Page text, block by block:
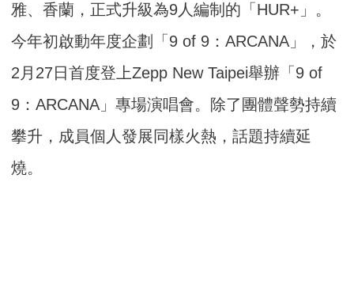
雅、香蘭，正式升級為9人編制的「HUR+」。
今年初啟動年度企劃「9 of 9：ARCANA」，於
2月27日首度登上Zepp New Taipei舉辦「9 of
9：ARCANA」專場演唱會。除了團體聲勢持續
攀升，成員個人發展同樣火熱，話題持續延
燒。